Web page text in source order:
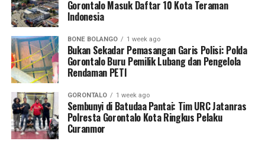
Penyuluhan difokuskan pada pemahaman mekanisme
penularan, pengenalan gejala awal, pentingnya
hingga tuntas, serta pengikisan stigma negatif terhadap
penyintas TBC di lingkungan warga.
“Literasi kesehatan warga adalah fondasi utama dalam
memutus rantai penularan TBC. Kami berupaya
menyampaikan edukasi yang persuasif dan mudah
dipahami agar warga tidak ragu melakukan pemeriksaan
apabila mengalami gejala batuk berkepanjangan,”
Gorontalo Masuk Daftar 10 Kota Teraman
Indonesia
BONE BOLANGO 1 week ago
Bukan Sekadar Pemasangan Garis Polisi: Polda
Gorontalo Buru Pemilik Lubang dan Pengelola
Rendaman PETI
GORONTALO 1 week ago
Sembunyi di Batudaa Pantai: Tim URC Jatanras
Polresta Gorontalo Kota Ringkus Pelaku
Curanmor